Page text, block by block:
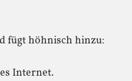
fügt höhnisch hinzu:
Internet.